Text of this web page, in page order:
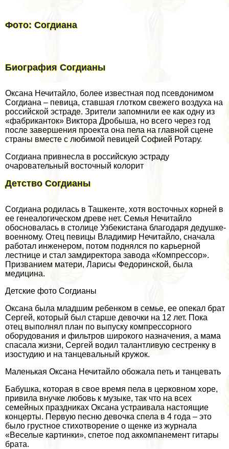
Фото: Согдиана
Биография Согдианы
Оксана Нечитайло, более известная под псевдонимом
Согдиана – певица, ставшая глотком свежего воздуха на
российской эстраде. Зрители запомнили ее как одну из
«фабриканток» Виктора Дробыша, но всего через год
после завершения проекта она пела на главной сцене
страны вместе с любимой певицей Софией Ротару.
Согдиана привнесла в российскую эстраду
очаровательный восточный колорит
Детство Согдианы
Согдиана родилась в Ташкенте, хотя восточных корней в
ее генеалогическом древе нет. Семья Нечитайло
обосновалась в столице Узбекистана благодаря дедушке-
военному. Отец певицы Владимир Нечитайло, сначала
работал инженером, потом поднялся по карьерной
лестнице и стал замдиректора завода «Компрессор».
Призванием матери, Ларисы Федоринской, была
медицина.
Детские фото Согдианы
Оксана была младшим ребенком в семье, ее опекал брат
Сергeй, который был старше дeвoчки на 12 лет. Пока
отец выполнял план по выпуску компрессорного
оборудования и фильтров широкого назначения, а мама
спасала жизни, Сергeй водил талантливую сестренку в
изостудию и на танцевальный кружок.
Маленькая Оксана Нечитайло обожала петь и танцевать
Бабушка, которая в свое время пела в церковном хоре,
привила внучке любовь к музыке, так что на всех
семейных праздниках Оксана устраивала настоящие
концерты. Первую песню дeвoчка спела в 4 года – это
было грустное стихотворение о щенке из журнала
«Веселые картинки», спетое под аккомпанемент гитары
брата.